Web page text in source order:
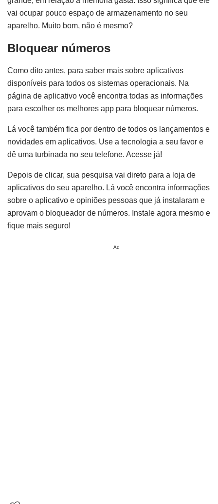
vai ocupar pouco espaço de armazenamento no seu
aparelho. Muito bom, não é mesmo?
Bloquear números
Como dito antes, para saber mais sobre aplicativos
disponíveis para todos os sistemas operacionais. Na
página de aplicativo você encontra todas as informações
para escolher os melhores app para bloquear números.
Lá você também fica por dentro de todos os lançamentos e
novidades em aplicativos. Use a tecnologia a seu favor e
dê uma turbinada no seu telefone. Acesse já!
Depois de clicar, sua pesquisa vai direto para a loja de
aplicativos do seu aparelho. Lá você encontra informações
sobre o aplicativo e opiniões pessoas que já instalaram e
aprovam o bloqueador de números. Instale agora mesmo e
fique mais seguro!
Ad